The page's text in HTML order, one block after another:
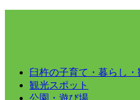
臼杵の子育て・暮らし
観光スポット
公園・遊び場